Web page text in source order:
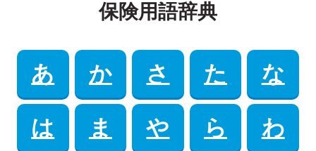
保険用語辞典
あ か さ た な
は ま や ら わ